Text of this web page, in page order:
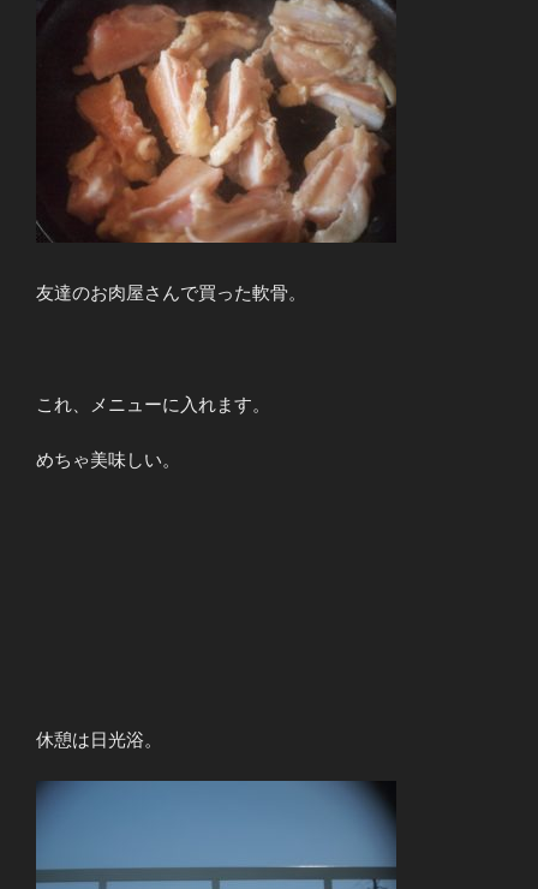
友達のお肉屋さんで買った軟骨。
これ、メニューに入れます。
めちゃ美味しい。
休憩は日光浴。